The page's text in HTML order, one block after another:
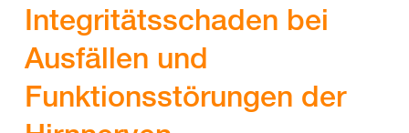
Integritätsschaden bei
Ausfällen und
Funktionsstörungen der